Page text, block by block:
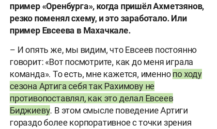
пример «Оренбурга», когда пришёл Ахметзянов,
резко поменял схему, и это заработало. Или
пример Евсеева в Махачкале.
– И опять же, мы видим, что Евсеев постоянно
говорит: «Вот посмотрите, как до меня играла
команда». То есть, мне кажется, именнопо ходу
сезона Артига себя так Рахимову не
противопоставлял, как это делал Евсеев
Биджиеву. В этом смысле поведение Артиги
гораздо более корпоративное с точки зрения